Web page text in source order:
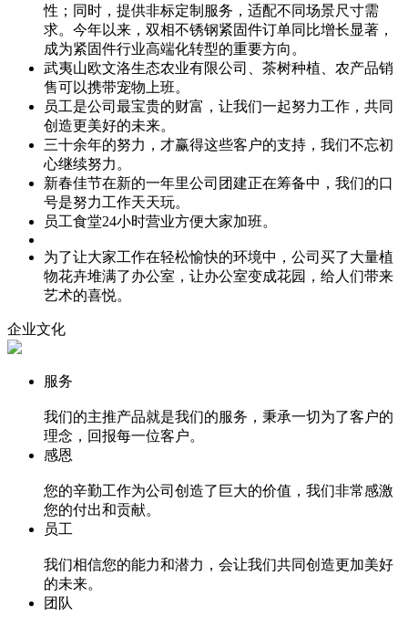
性；同时，提供非标定制服务，适配不同场景尺寸需
求。今年以来，双相不锈钢紧固件订单同比增长显著，
成为紧固件行业高端化转型的重要方向。
武夷山欧文洛生态农业有限公司、茶树种植、农产品销
售可以携带宠物上班。
员工是公司最宝贵的财富，让我们一起努力工作，共同
创造更美好的未来。
三十余年的努力，才赢得这些客户的支持，我们不忘初
心继续努力。
新春佳节在新的一年里公司团建正在筹备中，我们的口
号是努力工作天天玩。
员工食堂24小时营业方便大家加班。
为了让大家工作在轻松愉快的环境中，公司买了大量植
物花卉堆满了办公室，让办公室变成花园，给人们带来
艺术的喜悦。
企业文化
服务
我们的主推产品就是我们的服务，秉承一切为了客户的
理念，回报每一位客户。
感恩
您的辛勤工作为公司创造了巨大的价值，我们非常感激
您的付出和贡献。
员工
我们相信您的能力和潜力，会让我们共同创造更加美好
的未来。
团队